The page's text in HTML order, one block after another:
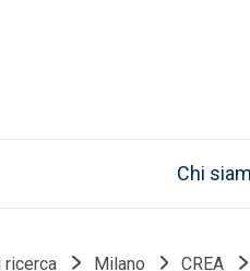
Chi
ricerca Milano CREA